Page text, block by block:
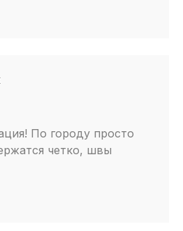
По городу просто
четко, швы